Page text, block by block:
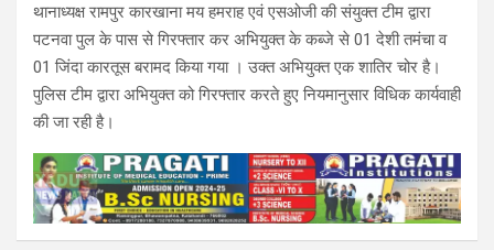
थानाध्यक्ष रामपुर कारखाना मय हमराह एवं एसओजी की संयुक्त टीम द्वारा
पटनवा पुल के पास से गिरफ्तार कर अभियुक्त के कब्जे से 01 देशी तमंचा व
01 जिंदा कारतूस बरामद किया गया । उक्त अभियुक्त एक शातिर चोर है।
पुलिस टीम द्वारा अभियुक्त को गिरफ्तार करते हुए नियमानुसार विधिक कार्यवाही
की जा रही है।